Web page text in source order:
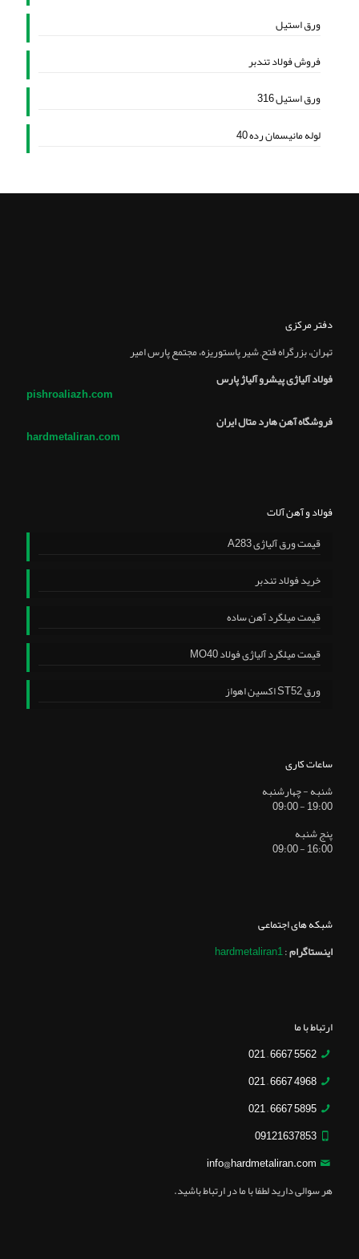
ورق استیل
فروش فولاد تندبر
ورق استیل 316
لوله مانیسمان رده 40
دفتر مرکزی
تهران، بزرگراه فتح, شير پاستوريزه، مجتمع پارس امير
فولاد آلیاژی پیشرو آلیاژ پارس
pishroaliazh.com
فروشگاه آهن هارد متال ایران
hardmetaliran.com
فولاد و آهن آلات
قیمت ورق آلیاژی A283
خرید فولاد تندبر
قیمت میلگرد آهن ساده
قیمت میلگرد آلیاژی فولاد MO40
ورق ST52 اکسین اهواز
ساعات کاری
شنبه - چهارشنبه
19:00 - 09:00
پنج شنبه
16:00 - 09:00
شبکه های اجتماعی
اینستاگرام:
hardmetaliran1
ارتباط با ما
5562 6667 – 021
4968 6667 – 021
5895 6667 – 021
09121637853
info@hardmetaliran.com
هر سوالی دارید لطفا با ما در ارتباط باشید.